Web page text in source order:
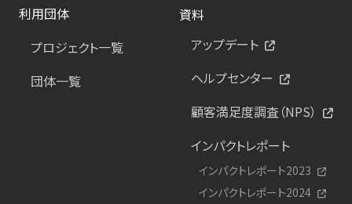
利用団体
プロジェクト一覧
団体一覧
資料
アップデート
ヘルプセンター
顧客満足度調査（NPS）
インパクトレポート
インパクトレポート2023
インパクトレポート2024